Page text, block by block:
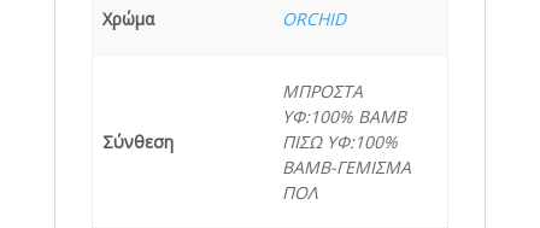
Χρώμα ORCHID
Σύνθεση
ΜΠΡΟΣΤΑ
ΥΦ:100% BAMB
ΠΙΣΩ ΥΦ:100%
ΒΑΜΒ-ΓΕΜΙΣΜΑ
ΠΟΛ